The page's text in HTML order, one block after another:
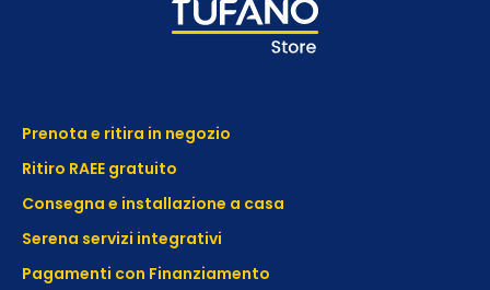
Prenota e ritira in negozio
Ritiro RAEE gratuito
Consegna e installazione a casa
Serena servizi integrativi
Pagamenti con Finanziamento